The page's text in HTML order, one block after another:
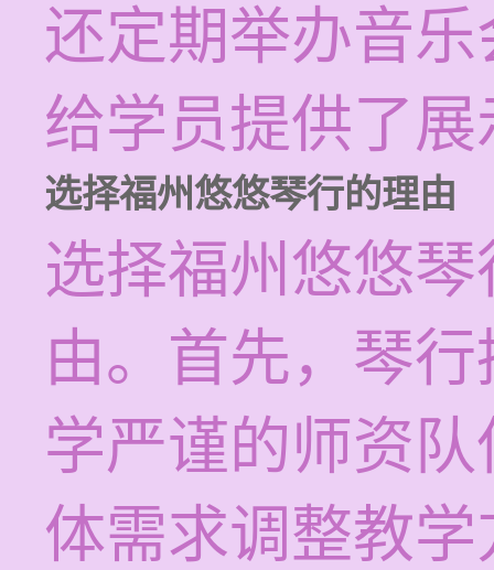
还定期举办音
给学员提供了
选择福州悠悠琴行的理由
选择福州悠悠
由。首先，琴
学严谨的师资
体需求调整教